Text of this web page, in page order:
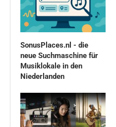
SonusPlaces.nl - die
neue Suchmaschine für
Musiklokale in den
Niederlanden